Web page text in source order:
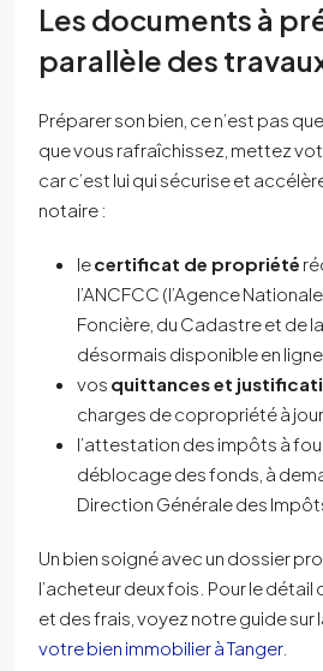
Les documents à
parallèle des
Préparer son bien, ce n’est pas
que vous rafraîchissez, mettez
car c’est lui qui sécurise et
notaire :
lecertificat de propriété
l’ANCFCC (l’Agence
Foncière, du Cadastre et de
désormais disponible en
vos quittances et
charges de copropriété à
l’attestation des impôts à
déblocage des fonds, à
Direction Générale des
Un bien soigné avec un dossier
l’acheteur deux fois. Pour le
et des frais, voyez notre guide sur
votre bien immobilier à Tanger.